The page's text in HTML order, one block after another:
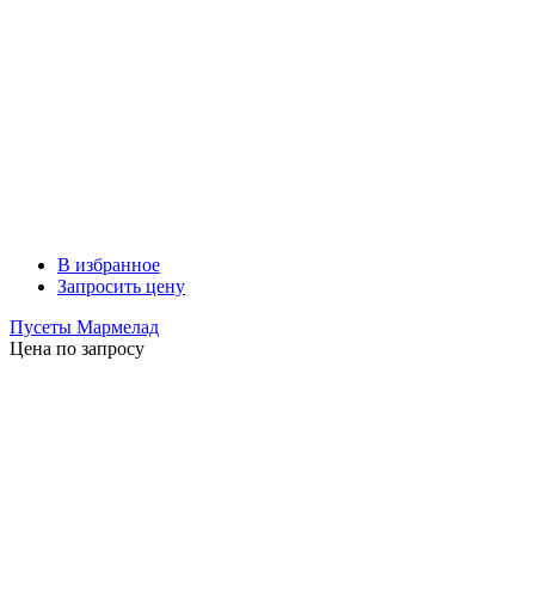
В избранное
Запросить цену
Пусеты Мармелад
Цена по запросу